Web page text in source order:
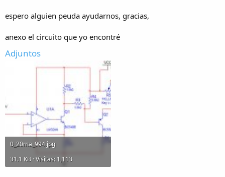
espero alguien peuda ayudarnos, gracias,
anexo el circuito que yo encontré
Adjuntos
0_20ma_994.jpg
31.1 KB · Visitas: 1,113